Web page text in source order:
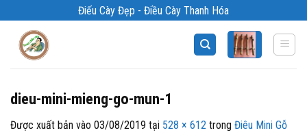
qua
Điếu Cày Đẹp - Điều Cày Thanh Hóa
dieu-mini-mieng-go-mun-1
Được xuất bản vào 03/08/2019 tại 528 × 612 trong Điêu Mini Gỗ